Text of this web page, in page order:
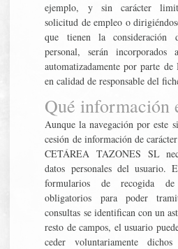
ejemplo, y sin carácter
solicitud de empleo o
que tienen la consideración
personal, serán
automatizadamente por parte
en calidad de responsable del
Qué información
Aunque la navegación por este
cesión de información de
CETÁREA TAZONES SL
datos personales del usuario.
formularios de recogida
obligatorios para poder
consultas se identifican con un
resto de campos, el usuario
ceder voluntariamente